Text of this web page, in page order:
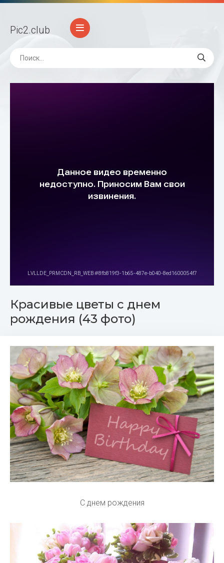
Pic2.club
Красивые цветы с днем
рождения (43 фото)
С днем рождения